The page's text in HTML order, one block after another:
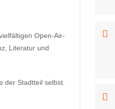
Open-Air-
Literatur und
der Stadtteil selbst.